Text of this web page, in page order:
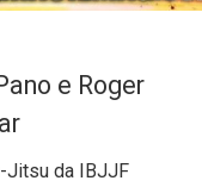
e Roger
Jitsu da IBJJF